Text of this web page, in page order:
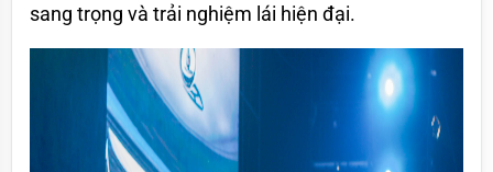
sang trọng và trải nghiệm lái hiện đại.